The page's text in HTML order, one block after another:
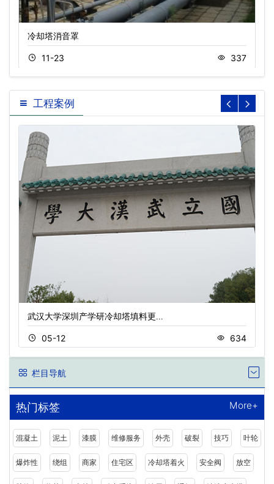
冷却塔消音罩
11-23 337
工程案例
武汉大学深圳产学研冷却塔填料更…
05-12 634
栏目导航
热门标签 More+
混凝土 泥土 漆膜 维修服务 外壳 破裂 技巧 叶轮
爆炸性 绕组 商家 住宅区 冷却塔着火 安全阀 放空